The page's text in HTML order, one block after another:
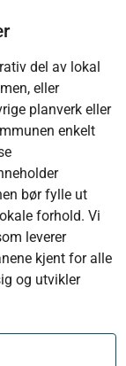
del av lokal
eller
planverk eller
enkelt
bør fylle ut
forhold. Vi
leverer
kjent for alle
og utvikler